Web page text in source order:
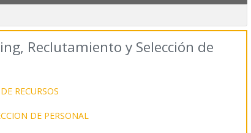
Reclutamiento y Selección de
RECURSOS
DE PERSONAL